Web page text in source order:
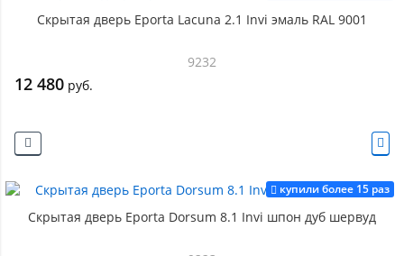
Скрытая дверь Eporta Lacuna 2.1 Invi эмаль RAL 9001
9232
12 480 руб.
купили более 15 раз
Скрытая дверь Eporta Dorsum 8.1 Invi шпон дуб шервуд